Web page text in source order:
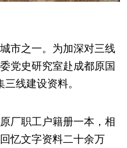
之一。为加深对三线
党史研究室赴成都原国
线建设资料。
职工户籍册一本，相
忆文字资料二十余万